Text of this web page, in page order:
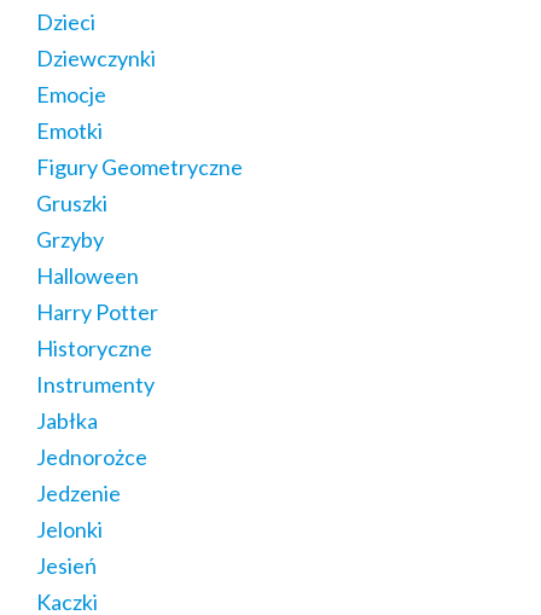
Dzieci
Dziewczynki
Emocje
Emotki
Figury Geometryczne
Gruszki
Grzyby
Halloween
Harry Potter
Historyczne
Instrumenty
Jabłka
Jednorożce
Jedzenie
Jelonki
Jesień
Kaczki